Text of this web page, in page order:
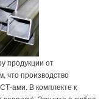
продукции от
что производство
ами. В комплекте к